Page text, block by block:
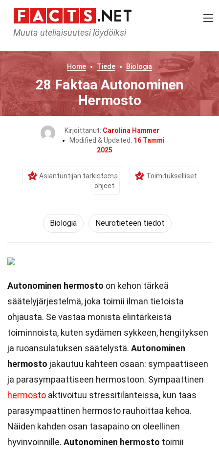
Muuta uteliaisuutesi löydöiksi
Home Tiede Biologia
28 Faktaa Autonominen
Hermosto
Kirjoittanut: Carolina Hammer
Modified & Updated: 16 Tammi
2025
Asiantuntijan tarkistama
Toimitukselliset
ohjeet
Biologia Neurotieteen tiedot
Autonominen hermosto on kehon tärkeä
säätelyjärjestelmä, joka toimii ilman tietoista
ohjausta. Se vastaa monista elintärkeistä
toiminnoista, kuten sydämen sykkeen, hengityksen
ja ruoansulatuksen säätelystä. Autonominen
hermosto jakautuu kahteen osaan: sympaattiseen
ja parasympaattiseen hermostoon. Sympaattinen
hermosto aktivoituu stressitilanteissa, kun taas
parasympaattinen hermosto rauhoittaa kehoa.
Näiden kahden osan tasapaino on oleellinen
hyvinvoinnille. Autonominen hermosto toimii